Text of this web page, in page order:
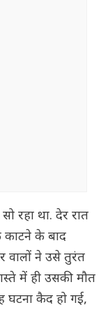
रहा था. देर रात
काटने के बाद
वालों ने उसे तुरंत
में ही उसकी मौत
घटना कैद हो गई,